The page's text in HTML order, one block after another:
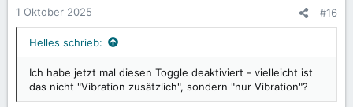
n
1 Oktober 2025 #16
Helles schrieb:
Ich habe jetzt mal diesen Toggle deaktiviert - vielleicht ist
das nicht "Vibration zusätzlich", sondern "nur Vibration"?